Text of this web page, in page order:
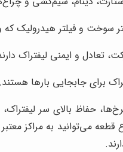
سوخت و فیلتر هیدرولیک
تعادل و ایمنی لیفتراک
برای جابجایی بارها
حفاظ بالای سر
می‌توانید به مراکز